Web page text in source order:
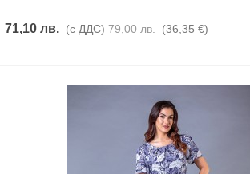
71,10 лв. (с ДДС) 79,00 лв. (36,35 €)